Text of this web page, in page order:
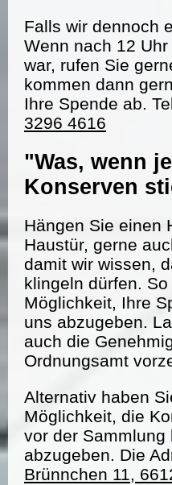
Falls wir dennoch
Wenn nach 12
war, rufen Sie
kommen dann
Ihre Spende ab.
3296 4616
"Was, wenn
Konserven
Hängen Sie einen
Haustür, gerne
damit wir wissen,
klingeln dürfen.
Möglichkeit, Ihre
uns abzugeben.
auch die
Ordnungsamt
Alternativ haben
Möglichkeit, die
vor der Sammlung
abzugeben. Die
Brünnchen 11,